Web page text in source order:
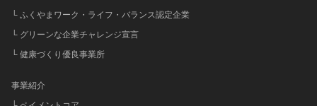
└ ふくやまワーク・ライフ・バランス認定企業
└ グリーンな企業チャレンジ宣言
└ 健康づくり優良事業所
事業紹介